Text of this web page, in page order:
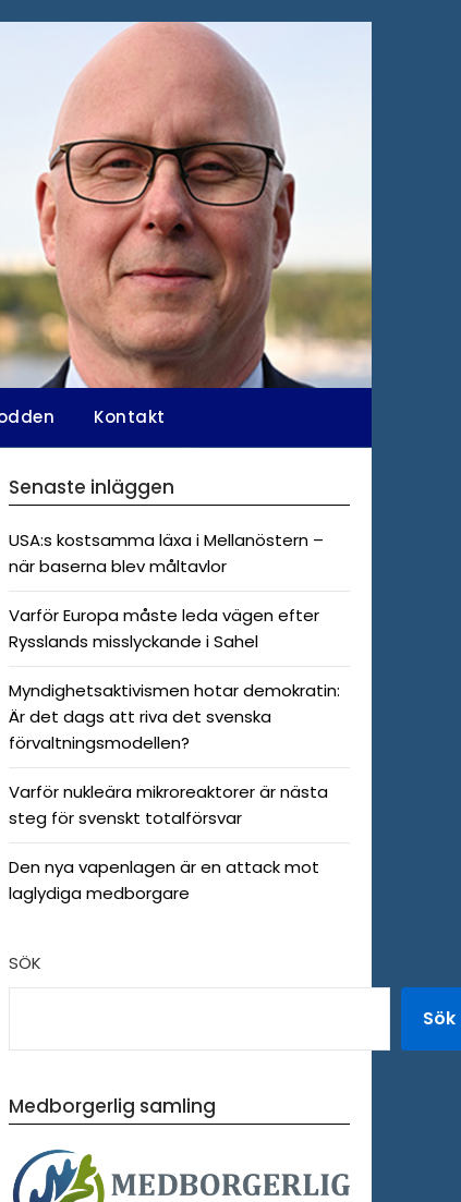
Kontakt
Senaste inläggen
USA:s kostsamma läxa i Mellanöstern –
när baserna blev måltavlor
Varför Europa måste leda vägen efter
Rysslands misslyckande i Sahel
Myndighetsaktivismen hotar demokratin:
Är det dags att riva det svenska
förvaltningsmodellen?
Varför nukleära mikroreaktorer är nästa
steg för svenskt totalförsvar
Den nya vapenlagen är en attack mot
laglydiga medborgare
SÖK
Sök
Medborgerlig samling